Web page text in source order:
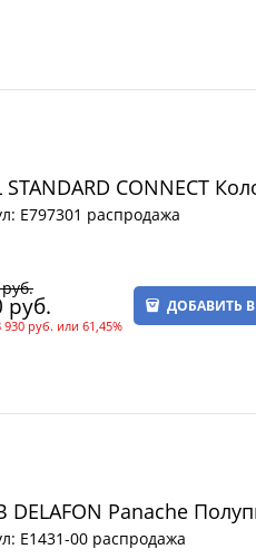
STANDARD CONNECT
E797301 распродажа
руб.
930 руб. или 61,45%
ДОБАВИТЬ
DELAFON Panache
E1431-00 распродажа